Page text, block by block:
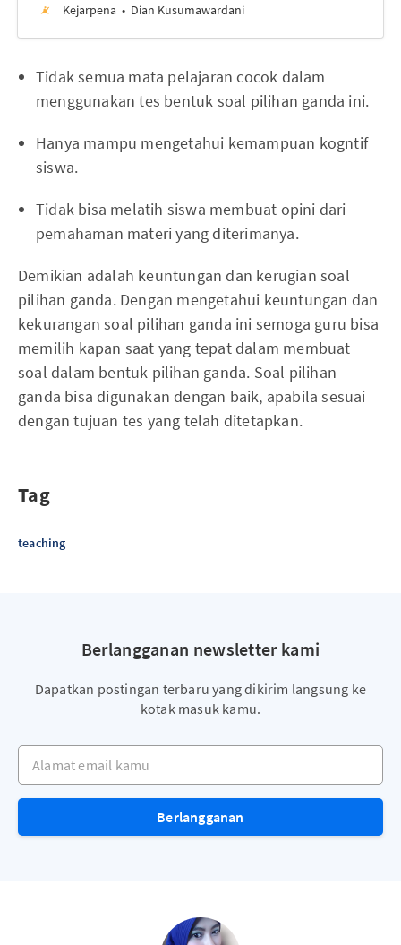
Kejarpena
Dian Kusumawardani
Tidak semua mata pelajaran cocok dalam
menggunakan tes bentuk soal pilihan ganda ini.
Hanya mampu mengetahui kemampuan kogntif
siswa.
Tidak bisa melatih siswa membuat opini dari
pemahaman materi yang diterimanya.
Demikian adalah keuntungan dan kerugian soal
pilihan ganda. Dengan mengetahui keuntungan dan
kekurangan soal pilihan ganda ini semoga guru bisa
memilih kapan saat yang tepat dalam membuat
soal dalam bentuk pilihan ganda. Soal pilihan
ganda bisa digunakan dengan baik, apabila sesuai
dengan tujuan tes yang telah ditetapkan.
Tag
teaching
Berlangganan newsletter kami
Dapatkan postingan terbaru yang dikirim langsung ke
kotak masuk kamu.
Alamat email kamu
Berlangganan